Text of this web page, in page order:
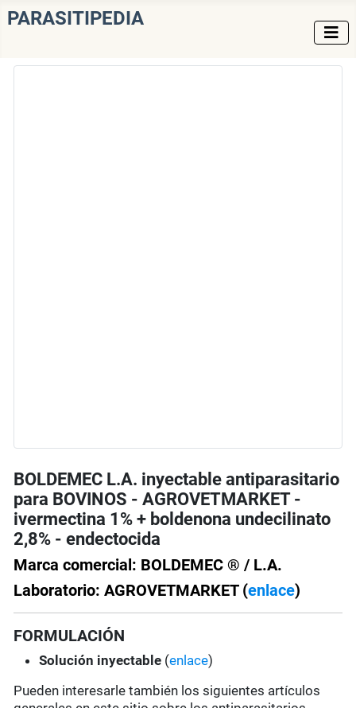
PARASITIPEDIA
BOLDEMEC L.A. inyectable antiparasitario
para BOVINOS - AGROVETMARKET -
ivermectina 1% + boldenona undecilinato
2,8% - endectocida
Marca comercial: BOLDEMEC ® / L.A.
Laboratorio: AGROVETMARKET (enlace)
FORMULACIÓN
Solución inyectable (enlace)
Pueden interesarle también los siguientes artículos